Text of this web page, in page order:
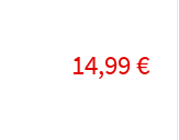
14,99 €